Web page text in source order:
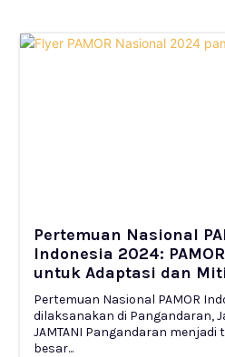
Pertemuan Nasional
Indonesia 2024:
untuk Adaptasi dan
Pertemuan Nasional PAMOR
dilaksanakan di Pangandaran,
JAMTANI Pangandaran
besar...